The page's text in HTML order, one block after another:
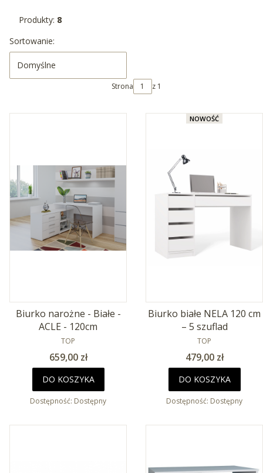
Produkty: 8
Lista produktów
Sortowanie:
Domyślne
Strona z 1
Biurko narożne - Białe -
ACLE - 120cm
PRODUCENT
TOP
Cena
659,00 zł
DO KOSZYKA
Dostępność: Dostępny
NOWOŚĆ
Biurko białe NELA 120 cm
– 5 szuflad
PRODUCENT
TOP
Cena
479,00 zł
DO KOSZYKA
Dostępność: Dostępny